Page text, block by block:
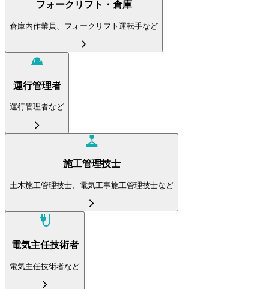
フォークリフト・倉庫
倉庫内作業員、フォークリフト運転手など
運行管理者
運行管理者など
施工管理技士
土木施工管理技士、電気工事施工管理技士など
電気主任技術者
電気主任技術者など